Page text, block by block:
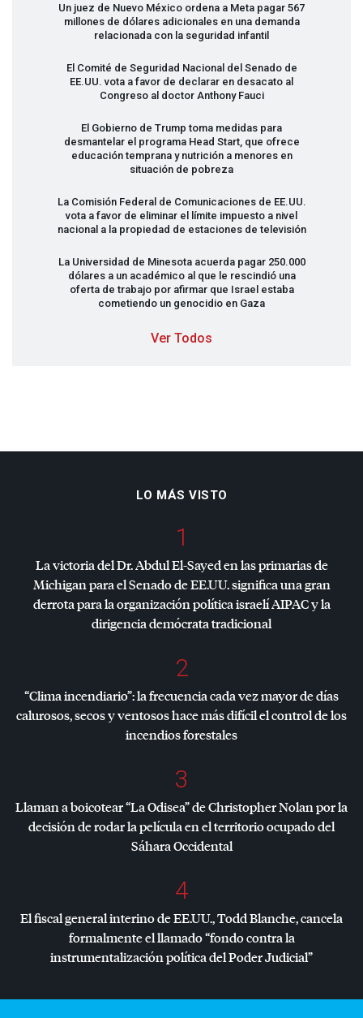
Un juez de Nuevo México ordena a Meta pagar 567
millones de dólares adicionales en una demanda
relacionada con la seguridad infantil
El Comité de Seguridad Nacional del Senado de
EE.UU. vota a favor de declarar en desacato al
Congreso al doctor Anthony Fauci
El Gobierno de Trump toma medidas para
desmantelar el programa Head Start, que ofrece
educación temprana y nutrición a menores en
situación de pobreza
La Comisión Federal de Comunicaciones de EE.UU.
vota a favor de eliminar el límite impuesto a nivel
nacional a la propiedad de estaciones de televisión
La Universidad de Minesota acuerda pagar 250.000
dólares a un académico al que le rescindió una
oferta de trabajo por afirmar que Israel estaba
cometiendo un genocidio en Gaza
Ver Todos
LO MÁS VISTO
1
La victoria del Dr. Abdul El-Sayed en las primarias de
Michigan para el Senado de EE.UU. significa una gran
derrota para la organización política israelíAIPACy la
dirigencia demócrata tradicional
2
“Clima incendiario”: la frecuencia cada vez mayor de días
calurosos, secos y ventosos hace más difícil el control de los
incendios forestales
3
Llaman a boicotear “La Odisea” de Christopher Nolan por la
decisión de rodar la película en el territorio ocupado del
Sáhara Occidental
4
El fiscal general interino de EE.UU., Todd Blanche, cancela
formalmente el llamado “fondo contra la
instrumentalización política del Poder Judicial”